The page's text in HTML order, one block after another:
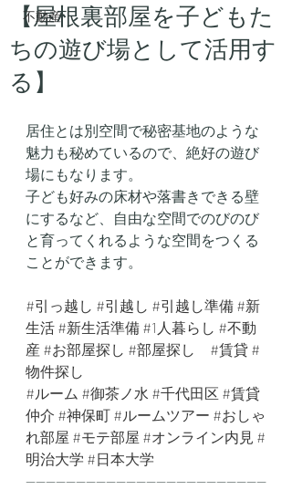
不動産
【屋根裏部屋を子どもた
ちの遊び場として活用す
る】
居住とは別空間で秘密基地のような
魅力も秘めているので、絶好の遊び
場にもなります。
子ども好みの床材や落書きできる壁
にするなど、自由な空間でのびのび
と育ってくれるような空間をつくる
ことができます。
#引っ越し #引越し #引越し準備 #新
生活 #新生活準備 #1人暮らし #不動
産 #お部屋探し #部屋探し #賃貸 #
物件探し
#ルーム #御茶ノ水 #千代田区 #賃貸
仲介 #神保町 #ルームツアー #おしゃ
れ部屋 #モテ部屋 #オンライン内見 #
明治大学 #日本大学
------------------------------------------------